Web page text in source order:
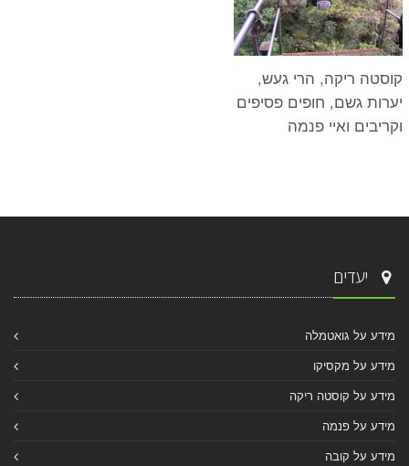
קוסטה ריקה, הרי געש,
יערות גשם, חופים פסיפים
וקריבים ואיי פנמה
יעדים
מידע על גואטמלה
מידע על מקסיקו
מידע על קוסטה ריקה
מידע על פנמה
מידע על קובה